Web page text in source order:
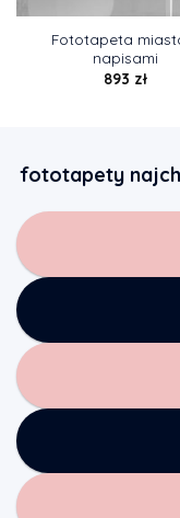
Fototapeta
napisami
893 zł
fototapety